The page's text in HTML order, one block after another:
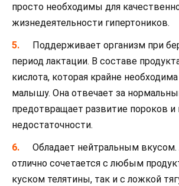
просто необходимы для
жизнедеятельности гипертоников.
Поддерживает организм при
период лактации. В составе
кислота, которая крайне
малышу. Она отвечает за
предотвращает развитие пороков и
недостаточности.
Обладает нейтральным
отлично сочетается с любым
куском телятины, так и с ложкой